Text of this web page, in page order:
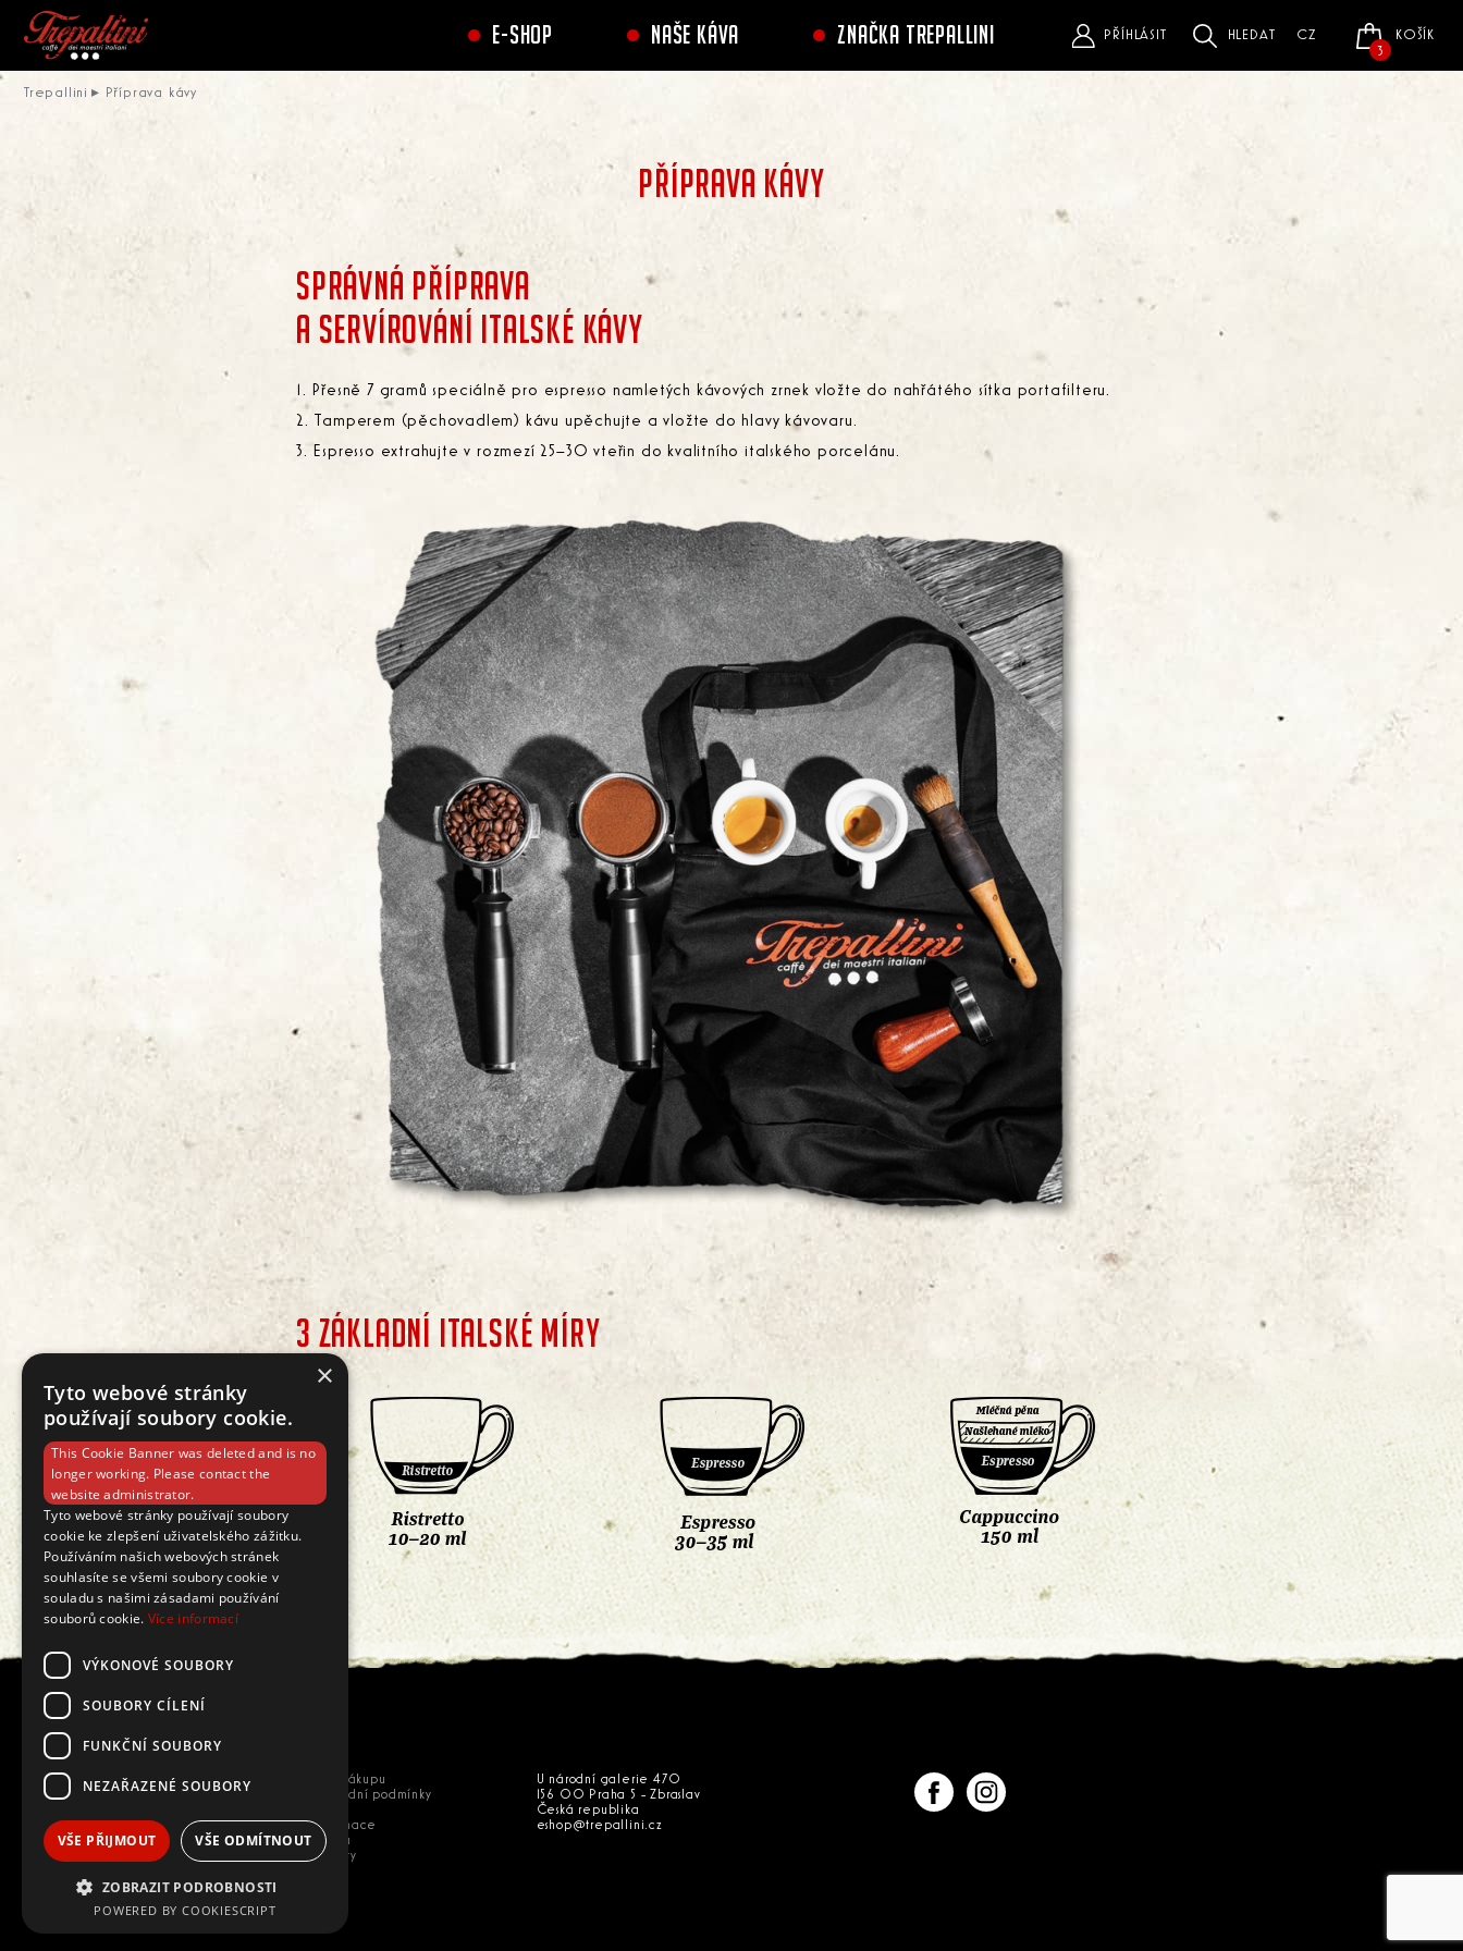
E-SHOP NAŠE KÁVA ZNAČKA TREPALLINI PŘÍHLÁSIT HLEDAT CZ
KOŠÍK
3
Trepallini Příprava kávy
PŘÍPRAVA KÁVY
SPRÁVNÁ PŘÍPRAVA
A SERVÍROVÁNÍ ITALSKÉ KÁVY
Přesně 7 gramů speciálně pro espresso namletých kávových zrnek vložte do nahřátého sítka portafilteru.
Tamperem (pěchovadlem) kávu upěchujte a vložte do hlavy kávovaru.
Espresso extrahujte v rozmezí 25–30 vteřin do kvalitního italského porcelánu.
3 ZÁKLADNÍ ITALSKÉ MÍRY
Vše o nákupu
Obchodní podmínky
Reklamace
Kariéra
Kontakty
U národní galerie 470
156 00 Praha 5 - Zbraslav
Česká republika
eshop@trepallini.cz
×
Tyto webové stránky
používají soubory cookie.
This Cookie Banner was deleted and is no
longer working. Please contact the
website administrator.
Tyto webové stránky používají soubory
cookie ke zlepšení uživatelského zážitku.
Používáním našich webových stránek
souhlasíte se všemi soubory cookie v
souladu s našimi zásadami používání
souborů cookie. Více informací
VÝKONOVÉ SOUBORY
SOUBORY CÍLENÍ
FUNKČNÍ SOUBORY
NEZAŘAZENÉ SOUBORY
VŠE PŘIJMOUT VŠE ODMÍTNOUT
ZOBRAZIT PODROBNOSTI
POWERED BY COOKIESCRIPT